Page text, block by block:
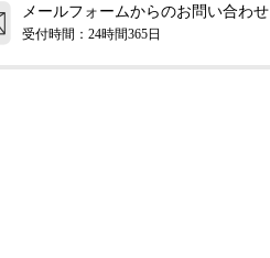
メールフォームからのお問い合わせ
受付時間：24時間365日